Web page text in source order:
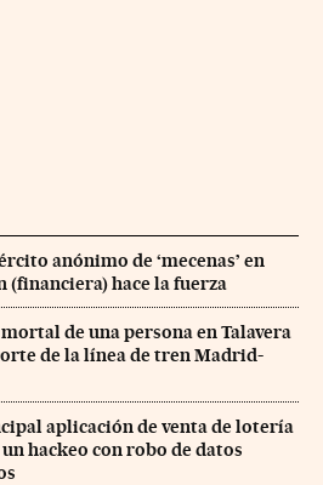
anónimo de ‘mecenas’ en
(financiera) hace la fuerza
de una persona en Talavera
de la línea de tren Madrid-
aplicación de venta de lotería
hackeo con robo de datos